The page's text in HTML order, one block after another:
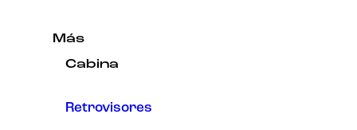
Más
Cabina
Retrovisores